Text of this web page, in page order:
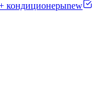
кондиционерыnew